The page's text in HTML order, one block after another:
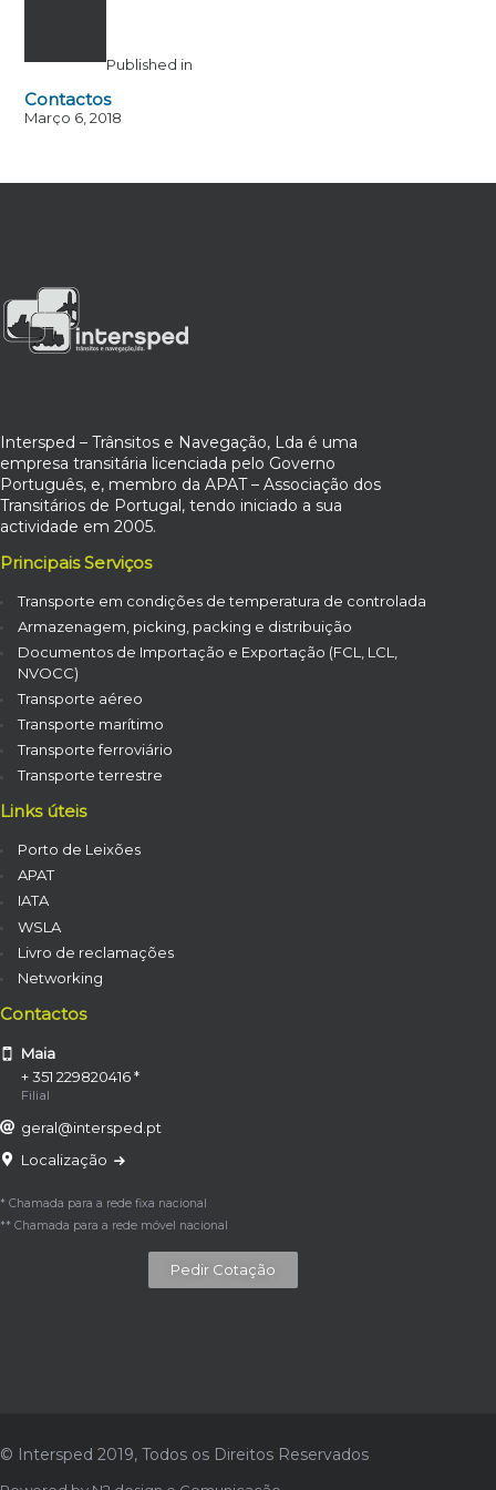
Published in
Contactos
Março 6, 2018
Intersped – Trânsitos e Navegação, Lda é uma
empresa transitária licenciada pelo Governo
Português, e, membro da APAT – Associação dos
Transitários de Portugal, tendo iniciado a sua
actividade em 2005.
Principais Serviços
Transporte em condições de temperatura de controlada
Armazenagem, picking, packing e distribuição
Documentos de Importação e Exportação (FCL, LCL,
NVOCC)
Transporte aéreo
Transporte marítimo
Transporte ferroviário
Transporte terrestre
Links úteis
Porto de Leixões
APAT
IATA
WSLA
Livro de reclamações
Networking
Contactos
Maia
+ 351 229820416 *
Filial
geral@intersped.pt
Localização
* Chamada para a rede fixa nacional
** Chamada para a rede móvel nacional
Pedir Cotação
© Intersped 2019, Todos os Direitos Reservados